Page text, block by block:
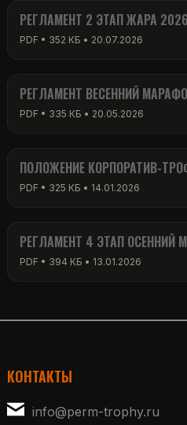
РЕГЛАМЕНТ 2 ЭТАП ЖАРА 2026
РЕГЛАМЕНТ ВЕСЕННИЙ
ПОЛОЖЕНИЕ КОРПОРАТИВ-
РЕГЛАМЕНТ 4 ЭТАП ОСЕННИЙ
КОНТАКТЫ